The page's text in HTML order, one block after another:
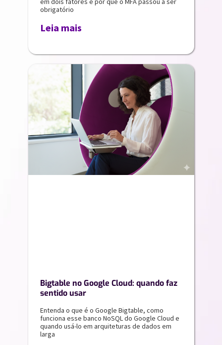
obrigatório
Leia mais
Bigtable no Google Cloud: quando faz
sentido usar
Entenda o que é o Google Bigtable, como
funciona esse banco NoSQL do Google Cloud e
quando usá-lo em arquiteturas de dados em
larga